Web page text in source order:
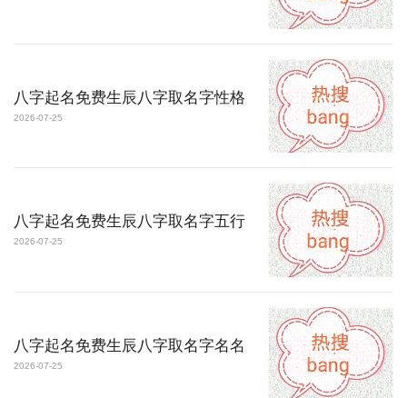
八字起名免费生辰八字取名字性格
2026-07-25
八字起名免费生辰八字取名字五行
2026-07-25
八字起名免费生辰八字取名字名名
2026-07-25